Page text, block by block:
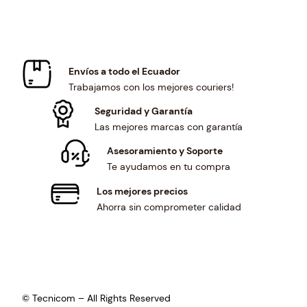
8
8
.
5
.
.
0
0
.
0
7
.
Envíos a todo el Ecuador
Trabajamos con los mejores couriers!
Seguridad y Garantía
Las mejores marcas con garantía
Asesoramiento y Soporte
Te ayudamos en tu compra
Los mejores precios
Ahorra sin comprometer calidad
© Tecnicom – All Rights Reserved